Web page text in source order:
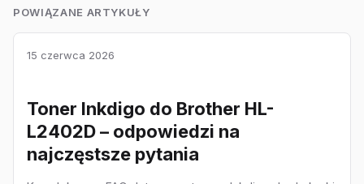
POWIĄZANE ARTYKUŁY
15 czerwca 2026
Toner Inkdigo do Brother HL-
L2402D – odpowiedzi na
najczęstsze pytania